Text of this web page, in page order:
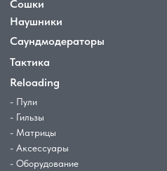
Сошки
Наушники
Саундмодераторы
Тактика
Reloading
- Пули
- Гильзы
- Матрицы
- Аксессуары
- Оборудование